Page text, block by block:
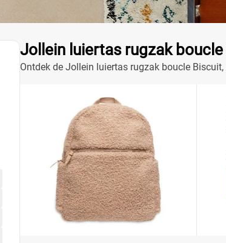
Jollein luiertas rugzak
Ontdek de Jollein luiertas rugzak boucle